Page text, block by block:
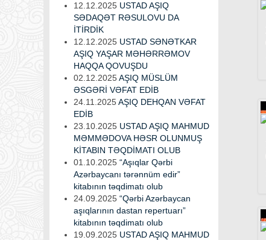
12.12.2025 USTAD AŞIQ
SƏDAQƏT RƏSULOVU DA
İTİRDİK
12.12.2025 USTAD SƏNƏTKAR
AŞIQ YAŞAR MƏHƏRRƏMOV
HAQQA QOVUŞDU
02.12.2025AŞIQ MÜSLÜM
ƏSGƏRİ VƏFAT EDİB
24.11.2025AŞIQ DEHQAN VƏFAT
EDİB
23.10.2025 USTAD AŞIQ MAHMUD
MƏMMƏDOVA HƏSR OLUNMUŞ
KİTABIN TƏQDİMATI OLUB
01.10.2025 “Aşıqlar Qərbi
Azərbaycanı tərənnüm edir”
kitabının təqdimatı olub
24.09.2025 “Qərbi Azərbaycan
aşıqlarının dastan repertuarı”
kitabının təqdimatı olub
19.09.2025 USTAD AŞIQ MAHMUD